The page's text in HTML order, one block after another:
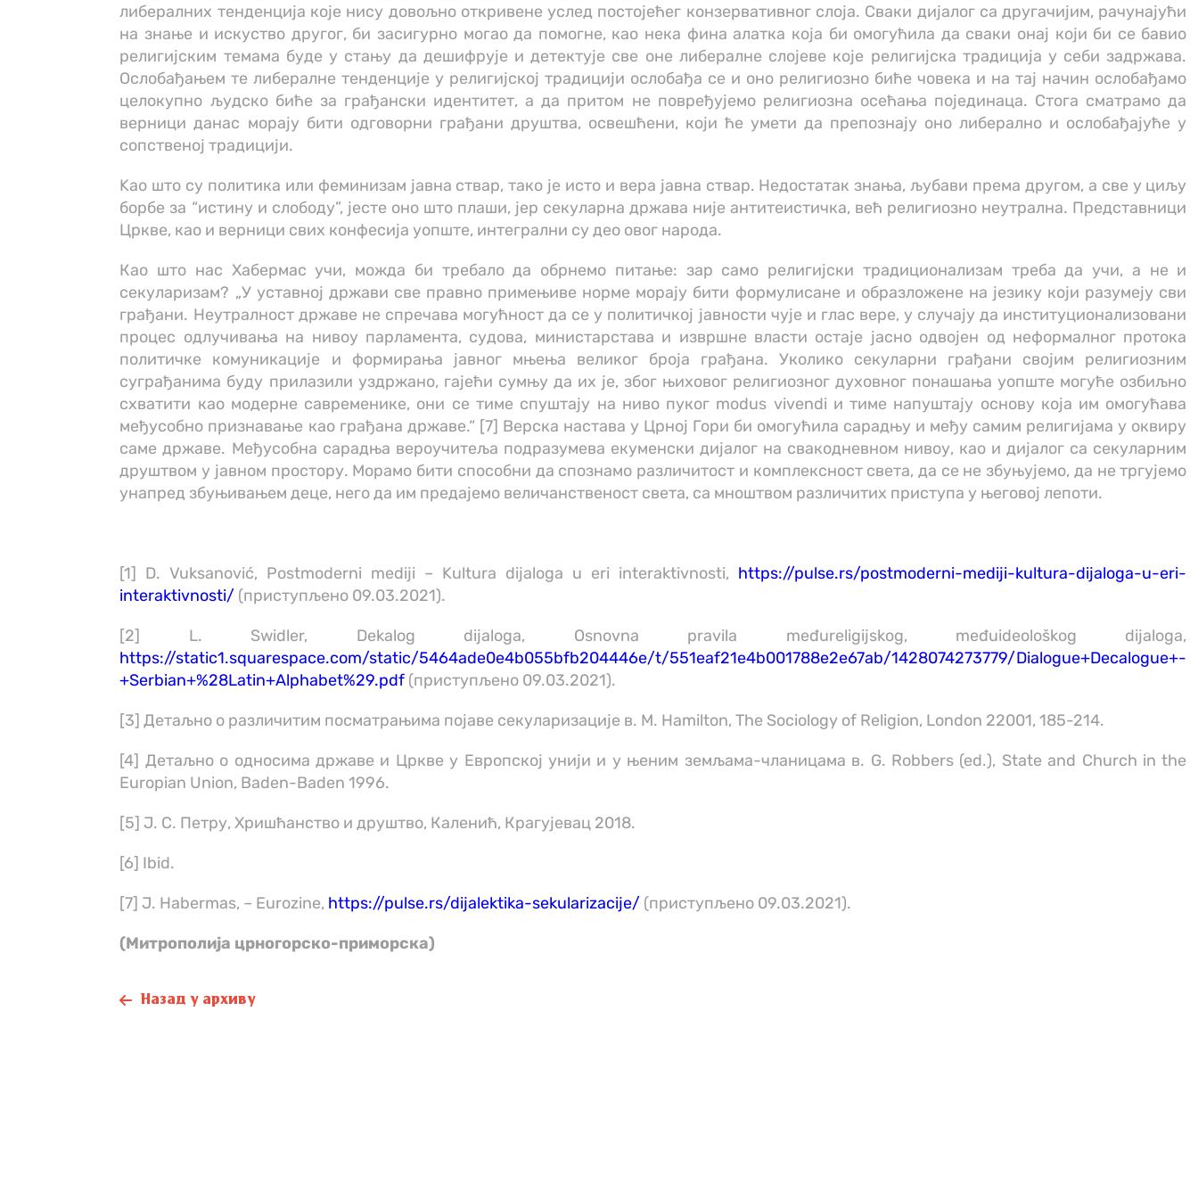
либералних тенденција које нису довољно откривене услед постојећег конзервативног слоја. Сваки дијалог са другачијим, рачунајући
на знање и искуство другог, би засигурно могао да помогне, као нека фина алатка која би омогућила да сваки онај који би се бавио
религијским темама буде у стању да дешифрује и детектује све оне либералне слојеве које религијска традиција у себи задржава.
Ослобађањем те либералне тенденције у религијској традицији ослобађа се и оно религиозно биће човека и на тај начин ослобађамо
целокупно људско биће за грађански идентитет, а да притом не повређујемо религиозна осећања појединаца. Стога сматрамо да
верници данас морају бити одговорни грађани друштва, освешћени, који ће умети да препознају оно либерално и ослобађајуће у
сопственој традицији.
Kао што су политика или феминизам јавна ствар, тако је исто и вера јавна ствар. Недостатак знања, љубави према другом, а све у циљу
борбе за “истину и слободу”, јесте оно што плаши, јер секуларна држава није антитеистичка, већ религиозно неутрална. Представници
Цркве, као и верници свих конфесија уопште, интегрални су део овог народа.
Као што нас Хабермас учи, можда би требало да обрнемо питање: зар само религијски традиционализам треба да учи, а не и
секуларизам? „У уставној држави све правно примењиве норме морају бити формулисане и образложене на језику који разумеју сви
грађани. Неутралност државе не спречава могућност да се у политичкој јавности чује и глас вере, у случају да институционализовани
процес одлучивања на нивоу парламента, судова, министарстава и извршне власти остаје јасно одвојен од неформалног протока
политичке комуникације и формирања јавног мњења великог броја грађана. Уколико секуларни грађани својим религиозним
суграђанима буду прилазили уздржано, гајећи сумњу да их је, због њиховог религиозног духовног понашања уопште могуће озбиљно
схватити као модерне савременике, они се тиме спуштају на ниво пуког modus vivendi и тиме напуштају основу која им омогућава
међусобно признавање као грађана државе.“ [7] Верска настава у Црној Гори би омогућила сарадњу и међу самим религијама у оквиру
саме државе. Међусобна сарадња вероучитеља подразумева екуменски дијалог на свакодневном нивоу, као и дијалог са секуларним
друштвом у јавном простору. Морамо бити способни да спознамо различитост и комплексност света, да се не збуњујемо, да не тргујемо
унапред збуњивањем деце, него да им предајемо величанственост света, са мноштвом различитих приступа у његовој лепоти.
[1] D. Vuksanović, Postmoderni mediji – Kultura dijaloga u eri interaktivnosti, https://pulse.rs/postmoderni-mediji-kultura-dijaloga-u-eri-
interaktivnosti/ (приступљено 09.03.2021).
[2] L. Swidler, Dekalog dijaloga, Osnovna pravila međureligijskog, međuideološkog dijaloga,
https://static1.squarespace.com/static/5464ade0e4b055bfb204446e/t/551eaf21e4b001788e2e67ab/1428074273779/Dialogue+Decalogue+-
+Serbian+%28Latin+Alphabet%29.pdf (приступљено 09.03.2021).
[3] Детаљно о различитим посматрањима појаве секуларизације в. M. Hamilton, The Sociology of Religion, London 22001, 185-214.
[4] Детаљно о односима државе и Цркве у Европској унији и у њеним земљама-чланицама в. G. Robbers (ed.), State and Church in the
Europian Union, Baden-Baden 1996.
[5] Ј. С. Петру, Хришћанство и друштво, Каленић, Крагујевац 2018.
[6] Ibid.
[7] J. Habermas, – Eurozine, https://pulse.rs/dijalektika-sekularizacije/ (приступљено 09.03.2021).
(Митрополија црногорско-приморска)
Назад у архиву